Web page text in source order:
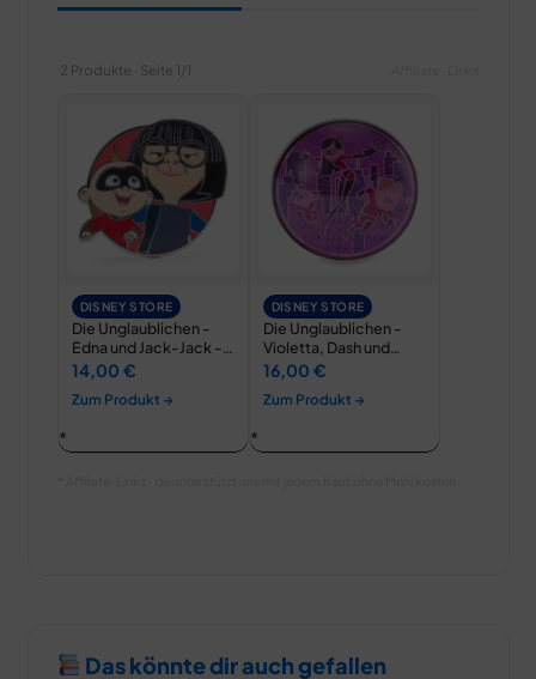
2 Produkte · Seite 1/1
DISNEY STORE
Die Unglaublichen -
Edna und Jack-Jack -
Anstecknadel
14,00 €
Zum Produkt →
DISNEY STORE
Die Unglaublichen -
Violetta, Dash und
Jack-Jack -
Anstecknadel mit…
16,00 €
Zum Produkt →
Das könnte dir auch gefallen